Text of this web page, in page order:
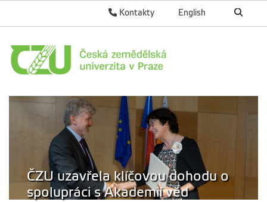
English
Kontakty
ČZU uzavřela klíčovou dohodu o
spolupráci s Akademií věd